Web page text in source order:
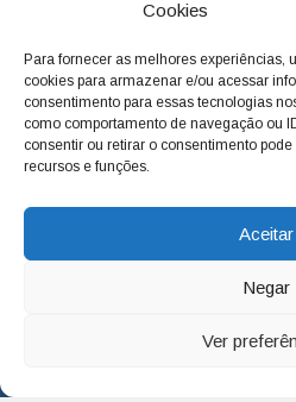
Cookies
Para fornecer as melhores experiências,
cookies para armazenar e/ou acessar
consentimento para essas tecnologias
como comportamento de navegação ou
consentir ou retirar o consentimento
recursos e funções.
Aceitar
Negar
Ver
dois jornais. Há mais de 30
com o foco de trazer as
deixamos de lado as
questionando os órgãos
para a cidade e sempre
adm@jtv.com.br